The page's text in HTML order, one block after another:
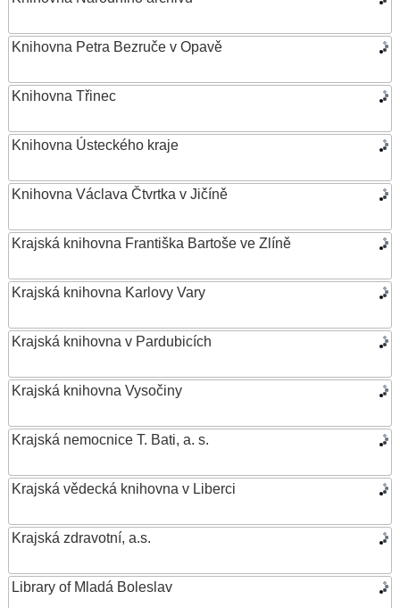
Knihovna Petra Bezruče v Opavě
Knihovna Třinec
Knihovna Ústeckého kraje
Knihovna Václava Čtvrtka v Jičíně
Krajská knihovna Františka Bartoše ve Zlíně
Krajská knihovna Karlovy Vary
Krajská knihovna v Pardubicích
Krajská knihovna Vysočiny
Krajská nemocnice T. Bati, a. s.
Krajská vědecká knihovna v Liberci
Krajská zdravotní, a.s.
Library of Mladá Boleslav